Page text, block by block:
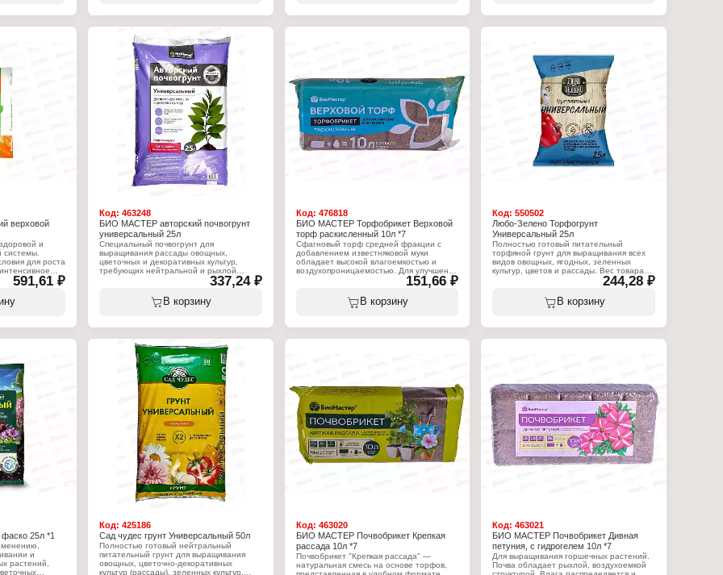
подходит
калий
Объем: 10 л
Бренд: Terra Vita
болезнетворных бактерий, грибков и
средство подходит для выращивания
овощных, ягодных, декоративных культур
и рассады. Содержит комплекс
важнейших питательных элементов:
азот, фосфор, калий, цинк, магний.
Брикет разводится в 4 л теплой воды,
увеличиваясь в объеме до 10 л готового
Характеристики:
Бренд: БиоМастер
Название: "Универсальный"
Тип товара: Грунт
верховой
и
системы.
для роста
591,61 ₽
Код:463248
БИО МАСТЕР авторский почвогрунт
универсальный 25л
Специальный почвогрунт для
выращивания рассады овощных,
цветочных и декоративных культур,
требующих нейтральной и рыхлой
почвы. Обладает биологической
активностью, улучшенной структурой,
содержит все необходимые
питательные вещества, необходимые
Бренд: БиоМастер
Серия: "Авторский"
Тип товара: Грунт
Назначение: универсальный
Объем: 25 л
337,24 ₽
В корзину
Код: 476818
БИО МАСТЕР Торфобрикет Верховой
торф раскисленный 10л *7
Сфагновый торф средней фракции с
добавлением известняковой муки
обладает высокой влагоемкостью и
воздухопроницаемостью. Для улучшения
структуры почвы, составления
Характеристики:
Кислотность почвы: раскисленный
151,66 ₽
В корзину
Код:550502
Любо-Зелено Торфогрунт
Универсальный 25л
Полностью готовый питательный
торфяной грунт для выращивания всех
видов овощных, ягодных, зеленных
культур, цветов и рассады. Вес товара
может отличаться от заявленного в
зависимости от влажности окружающей
Вариация: торфогрунт
244,28 ₽
В корзину
25л *1
и
растений,
Код:425186
Сад чудес грунт Универсальный 50л
Полностью готовый нейтральный
питательный грунт для выращивания
овощных, цветочно-декоративных
культур (рассады), зеленных культур,
Код: 463020
БИО МАСТЕР Почвобрикет Крепкая
рассада 10л *7
Почвобрикет "Крепкая рассада" —
натуральная смесь на основе торфов,
Код:463021
БИО МАСТЕР Почвобрикет Дивная
петуния, с гидрогелем 10л *7
Для выращивания горшечных растений.
Почва обладает рыхлой, воздухоемкой